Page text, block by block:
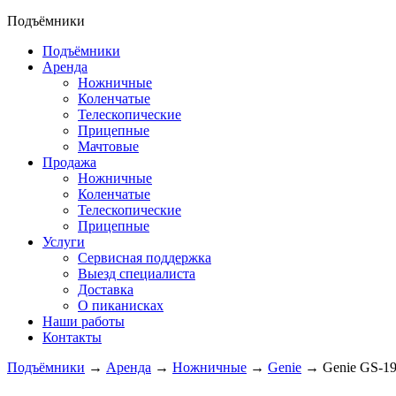
Подъёмники
Подъёмники
Аренда
Ножничные
Коленчатые
Телескопические
Прицепные
Мачтовые
Продажа
Ножничные
Коленчатые
Телескопические
Прицепные
Услуги
Сервисная поддержка
Выезд специалиста
Доставка
О пиканисках
Наши работы
Контакты
Подъёмники → Аренда → Ножничные → Genie → Genie GS-